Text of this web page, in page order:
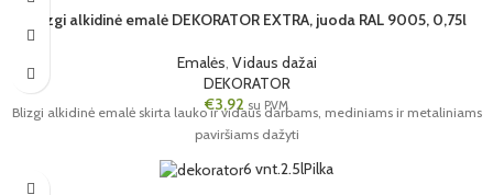
Blizgi alkidinė emalė DEKORATOR EXTRA, juoda RAL 9005, 0,75l
Emalės, Vidaus dažai
DEKORATOR
€3,92 su PVM
Blizgi alkidinė emalė skirta lauko ir vidaus darbams, mediniams ir metaliniams
paviršiams dažyti
6 vnt.2.5lPilka